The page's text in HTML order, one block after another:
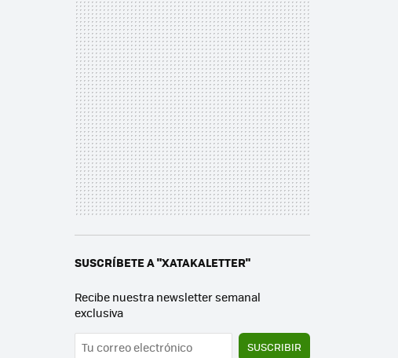
SUSCRÍBETE A "XATAKALETTER"
Recibe nuestra newsletter semanal
exclusiva
SUSCRIBIR